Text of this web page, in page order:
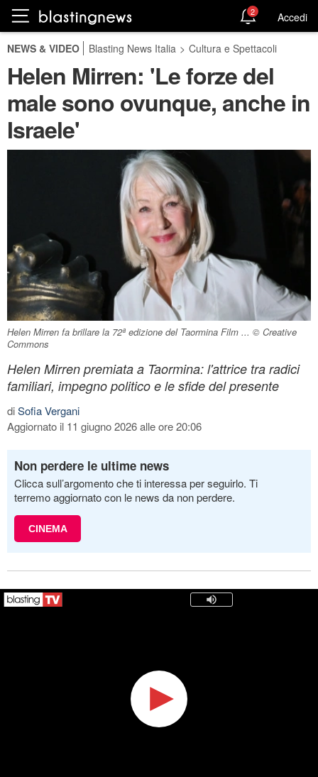
2 Accedi
NEWS & VIDEO Blasting News Italia > Cultura e Spettacoli
Helen Mirren: 'Le forze del
male sono ovunque, anche in
Israele'
Helen Mirren fa brillare la 72ª edizione del Taormina Film ... © Creative
Commons
Helen Mirren premiata a Taormina: l'attrice tra radici
familiari, impegno politico e le sfide del presente
diSofia Vergani
Aggiornato il 11 giugno 2026 alle ore 20:06
Non perdere le ultime news
Clicca sull’argomento che ti interessa per seguirlo. Ti
terremo aggiornato con le news da non perdere.
CINEMA